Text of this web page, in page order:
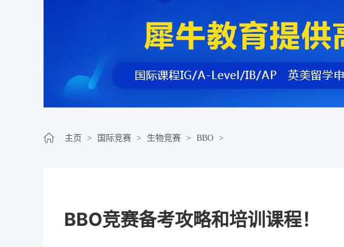
主页 > 国际竞赛 > 生物竞赛 > BBO >
BBO竞赛备考攻略和培训课程！